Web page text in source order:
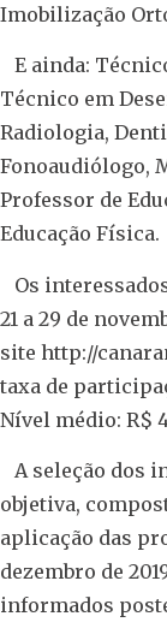
Imobilização
E ainda:
Técnico em
Radiologia,
Fonoaudiólogo,
Professor de
Educação Física.
Os
21 a 29 de
site http://
taxa de
Nível médio: R$
A seleção dos
objetiva,
aplicação das
dezembro de
informados